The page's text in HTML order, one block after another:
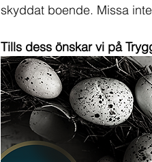
skyddat boende. Missa
Tills dess önskar vi på